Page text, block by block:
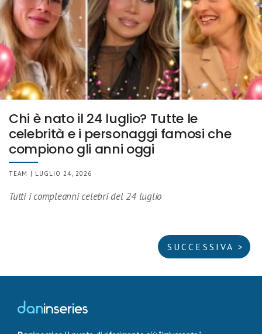
Chi è nato il 24 luglio? Tutte le
celebrità e i personaggi famosi che
compiono gli anni oggi
TEAM | LUGLIO 24, 2026
Tutti i compleanni celebri del 24 luglio
SUCCESSIVA >